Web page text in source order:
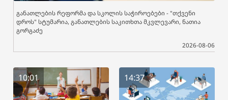
განათლების რეფორმა და სკოლის საჭიროებები - "თქვენი
დროს" სტუმარია, განათლების საკითხთა მკვლევარი, ნათია
გორგაძე
2026-08-06
10:01 14:37